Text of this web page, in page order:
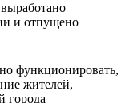
и отпущено
функционировать,
жителей,
города